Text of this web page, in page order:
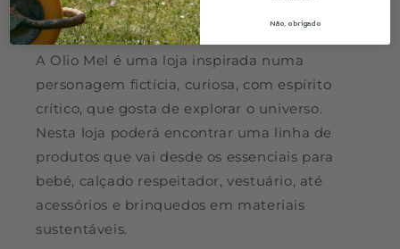
Quem somos
A Olio Mel é uma loja inspirada numa
personagem fictícia, curiosa, com espírito
crítico, que gosta de explorar o universo.
Nesta loja poderá encontrar uma linha de
produtos que vai desde os essenciais para
bebé, calçado respeitador, vestuário, até
acessórios e brinquedos em materiais
sustentáveis.
Não, obrigado